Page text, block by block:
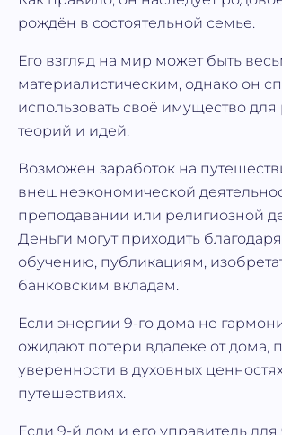
рождён в состоятельной семье.
Его взгляд на мир может быть
материалистическим, однако он
использовать своё имущество
теорий и идей.
Возможен заработок на
внешнеэкономической
преподавании или религиозной
Деньги могут приходить
обучению, публикациям,
банковским вкладам.
Если энергии 9-го дома не
ожидают потери вдалеке от дома,
уверенности в духовных
путешествиях.
Если 9-й дом и его управитель для